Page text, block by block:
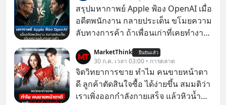
โกง” EP4 ตอน “เขาบอกว่าจะได้เงิน
คืน” #ป้าเก๋าเล่ากลโกง #แก้เกมกลโกง
#อยู่อย่างยั่งยืน #Cybersecurity #เตือน
สรุปมหากาพย์ Apple ฟ้อง OpenAI เมื่อ
อดีตพนักงาน กลายประเด็น ขโมยความ
ลับทางการค้า ถ้าเพื่อนเก่าที่เคยทำงาน
เก่าที่เขาเคยทำไว้ ตอนยังอยู่บริษัท
เดียวกัน
MarketThink ยืนยันแล้ว
30 ก.ค. เวลา 03:00 • การตลาด
จิตวิทยาการขาย ทำไม คนขายหน้าตา
ดี ลูกค้าตัดสินใจซื้อ ได้ง่ายขึ้น สมมติว่า
เราเพิ่งออกกำลังกายเสร็จ แล้วหิวน้ำ